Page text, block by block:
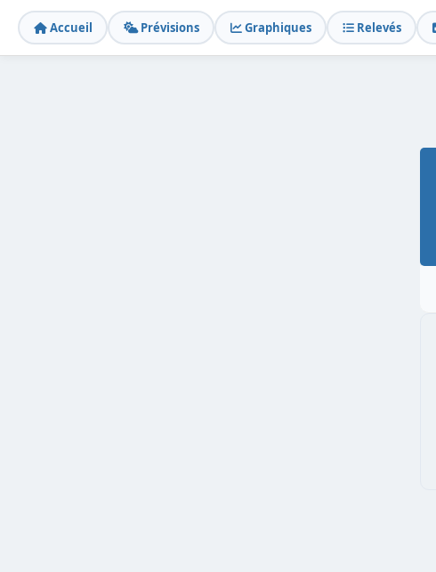
Accueil Prévisions Graphiques Relevés